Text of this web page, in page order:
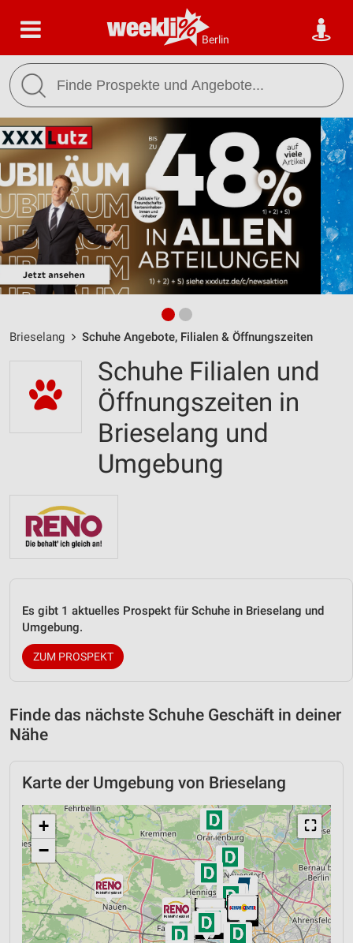
Berlin
Brieselang Schuhe Angebote, Filialen & Öffnungszeiten
Schuhe Filialen und
Öffnungszeiten in
Brieselang und
Umgebung
Es gibt 1 aktuelles Prospekt für Schuhe in Brieselang und
Umgebung.
ZUM PROSPEKT
Finde das nächste Schuhe Geschäft in deiner
Nähe
Karte der Umgebung von Brieselang
⛶
+
−